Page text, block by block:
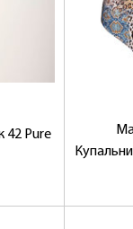
42 Pure
ПРОСИМО
БОНУС -